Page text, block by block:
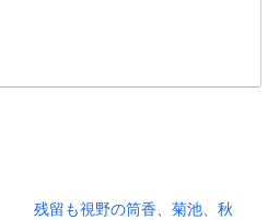
残留も視野の筒香、菊池、秋